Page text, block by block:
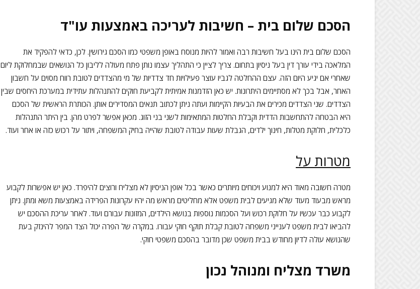
הסכם שלום בית – חשיבות לעריכה באמצעות עו"ד
הסכם שלום בית הינו בעל חשיבות רבה ואמור להיות מנוסח באופן משפטי כמו הסכם גירושין. לכן, כדאי להפקיד את
המלאכה בידי עורך דין בעל ניסיון בתחום. צריך לציין כי התהליך עצמו נותן פתח מעולה לליבון כל הנושאים שבמחלוקת ליום
שאחרי אם יגיע היום הזה. עצם ההחלטה לגביו עוצר פעילויות חד צדדיות של מי מהצדדים לטובת רווח מסוים על חשבון
האחר, אבל בכך לא מסתיימים היתרונות. יש כאן הזדמנות אמיתית לקביעת חוקים להתנהלות עתידית במערכת היחסים שבין
הצדדים. שני הצדדים מכירים את הבעיות הקיימות ועתה ניתן לכתוב תנאים המסדירים אותן. הכותרת הראשית של הסכם
היא הבטחה להתחשבות הדדית וקבלת החלטות המתאימות לשני בני הזוג. מכאן אפשר לפרט מהן. בין היתר התנהלות
כלכלית, חלוקת מטלות, חינוך ילדים, הגבלת שעות עבודה לטובת שהייה בחיק המשפחה, ויתור על רכוש כזה או אחר ועוד.
מטרות על
מטרה חשובה מאוד היא למנוע ויכוחים מיותרים כאשר בכל אופן הניסיון לא מצליח ורוצים להיפרד. כאן יש אפשרות לקבוע
מראש מבעוד מעוד שלא מגיעים לבית משפט אלא מחליטים מראש מה יהיו עקרונות הפרידה באמצעות משא ומתן. ניתן
לקבוע כבר עכשיו על חלוקת רכוש ועל הסכמות נוספות בנושא הילדים, המזונות עבורם ועוד. לאחר עריכת ההסכם יש
להביאו לבית משפט לענייני משפחה לטובת קבלת תוקף חוקי עבורו. במקרה של הפרה יכול הצד המפר להינזק בעת
שהנושא עולה לדיון מחודש בבית משפט שכן מדובר בהסכם משפטי חוקי.
משרד מצליח ומנוהל נכון